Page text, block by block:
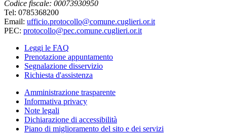
Codice fiscale: 00073930950
Tel: 0785368200
Email: ufficio.protocollo@comune.cuglieri.or.it
PEC: protocollo@pec.comune.cuglieri.or.it
Leggi le FAQ
Prenotazione appuntamento
Segnalazione disservizio
Richiesta d'assistenza
Amministrazione trasparente
Informativa privacy
Note legali
Dichiarazione di accessibilità
Piano di miglioramento del sito e dei servizi